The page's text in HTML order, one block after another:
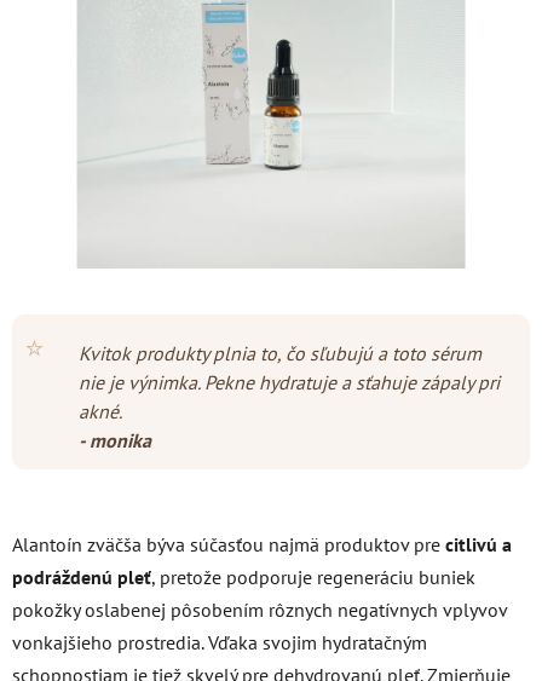
⭐
Kvitok produkty plnia to, čo sľubujú a toto sérum
nie je výnimka. Pekne hydratuje a sťahuje zápaly pri
akné.
- monika
Alantoín zväčša býva súčasťou najmä produktov pre citlivú a
podráždenú pleť, pretože podporuje regeneráciu buniek
pokožky oslabenej pôsobením rôznych negatívnych vplyvov
vonkajšieho prostredia.Vďaka svojim hydratačným
schopnostiam je tiež skvelý pre dehydrovanú pleť. Zmierňuje